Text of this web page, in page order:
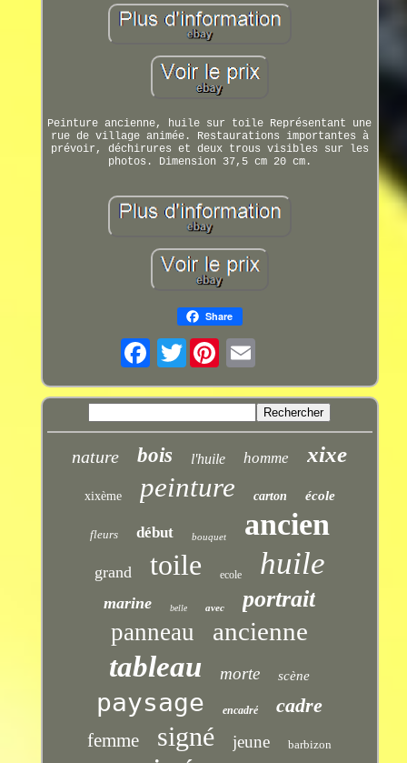
Peinture ancienne, huile sur toile Représentant une
rue de village animée. Restaurations importantes à
prévoir, déchirures et deux trous visibles sur les
photos. Dimension 37,5 cm 20 cm.
Share
Twitter
nature bois l'huile homme xixe
xixème peinture carton école
fleurs début bouquet ancien
grand toile ecole huile
marine belle avec portrait
panneau ancienne
tableau morte scène
paysage encadré cadre
femme signé jeune barbizon